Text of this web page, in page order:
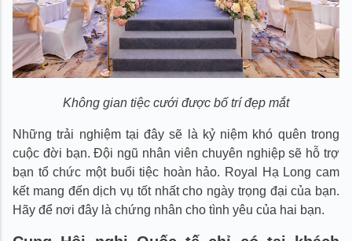
Không gian tiệc cưới được bố trí đẹp mắt
Những trải nghiệm tại đây sẽ là kỷ niệm khó quên trong
cuộc đời bạn. Đội ngũ nhân viên chuyên nghiệp sẽ hỗ trợ
bạn tổ chức một buổi tiệc hoàn hảo. Royal Hạ Long cam
kết mang đến dịch vụ tốt nhất cho ngày trọng đại của bạn.
Hãy để nơi đây là chứng nhân cho tình yêu của hai bạn.